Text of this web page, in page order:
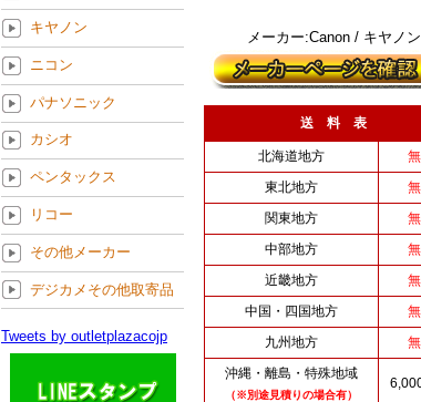
メーカー:Canon / キヤノン
送 料 表
北海道地方
東北地方
関東地方
中部地方
近畿地方
中国・四国地方
九州地方
沖縄・離島・特殊地域
（※別途見積りの場合有）
キヤノン
ニコン
パナソニック
カシオ
ペンタックス
リコー
その他メーカー
デジカメその他取寄品
Tweets by outletplazacojp